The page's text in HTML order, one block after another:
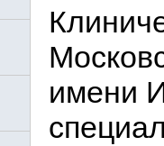
имени